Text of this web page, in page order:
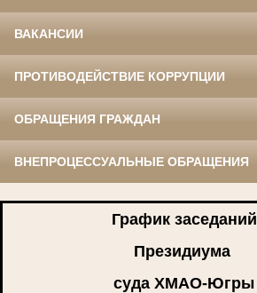
ВАКАНСИИ
ПРОТИВОДЕЙСТВИЕ КОРРУПЦИИ
ОБРАЩЕНИЯ ГРАЖДАН
ВНЕПРОЦЕССУАЛЬНЫЕ ОБРАЩЕНИЯ
График заседаний
Президиума
суда ХМАО-Югры